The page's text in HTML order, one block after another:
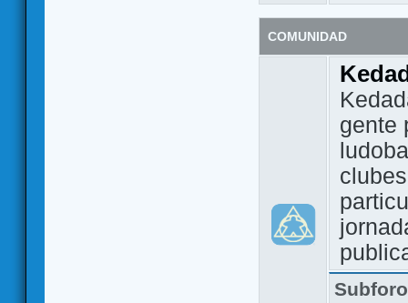
COMUNIDAD
gente